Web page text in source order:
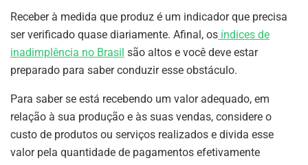
Receber à medida que produz é um indicador que precisa
ser verificado quase diariamente. Afinal, os índices de
inadimplência no Brasil são altos e você deve estar
preparado para saber conduzir esse obstáculo.
Para saber se está recebendo um valor adequado, em
relação à sua produção e às suas vendas, considere o
custo de produtos ou serviços realizados e divida esse
valor pela quantidade de pagamentos efetivamente